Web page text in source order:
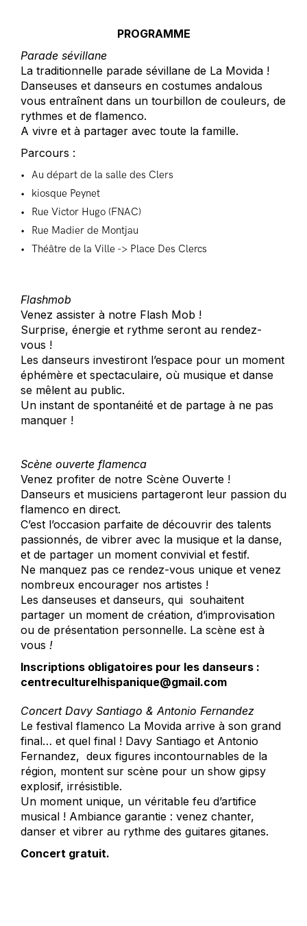
PROGRAMME
Parade sévillane
La traditionnelle parade sévillane de La Movida !
Danseuses et danseurs en costumes andalous
vous entraînent dans un tourbillon de couleurs, de
rythmes et de flamenco.
A vivre et à partager avec toute la famille.
Parcours :
Au départ de la salle des Clers
kiosque Peynet
Rue Victor Hugo (FNAC)
Rue Madier de Montjau
Théâtre de la Ville -> Place Des Clercs
Flashmob
Venez assister à notre Flash Mob !
Surprise, énergie et rythme seront au rendez-
vous !
Les danseurs investiront l’espace pour un moment
éphémère et spectaculaire, où musique et danse
se mêlent au public.
Un instant de spontanéité et de partage à ne pas
manquer !
Scène ouverte flamenca
Venez profiter de notre Scène Ouverte !
Danseurs et musiciens partageront leur passion du
flamenco en direct.
C’est l’occasion parfaite de découvrir des talents
passionnés, de vibrer avec la musique et la danse,
et de partager un moment convivial et festif.
Ne manquez pas ce rendez-vous unique et venez
nombreux encourager nos artistes !
Les danseuses et danseurs, qui souhaitent
partager un moment de création, d’improvisation
ou de présentation personnelle. La scène est à
vous !
Inscriptions obligatoires pour les danseurs :
centreculturelhispanique@gmail.com
Concert Davy Santiago & Antonio Fernandez
Le festival flamenco La Movida arrive à son grand
final… et quel final ! Davy Santiago et Antonio
Fernandez, deux figures incontournables de la
région, montent sur scène pour un show gipsy
explosif, irrésistible.
Un moment unique, un véritable feu d’artifice
musical ! Ambiance garantie : venez chanter,
danser et vibrer au rythme des guitares gitanes.
Concert gratuit.